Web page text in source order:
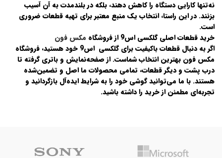
نه‌تنها کارایی دستگاه را کاهش دهند، بلکه در بلندمدت به آن آسیب
بزنند. در این راستا، انتخاب یک منبع معتبر برای تهیه قطعات ضروری
است.
خرید قطعات اصلی گلکسی اس9 از فروشگاه
مکس فون
اگر به دنبال قطعات باکیفیت برای گلکسی اس9 خود هستید، فروشگاه
مکس فون بهترین انتخاب شماست. از صفحه‌نمایش و باتری گرفته تا
درب پشت و دیگر قطعات، تمامی محصولات ما اصل و تضمین‌شده
هستند. با ما می‌توانید گوشی خود را به شرایط ایده‌آل بازگردانید و
تجربه‌ای مطمئن از خرید را داشته باشید.